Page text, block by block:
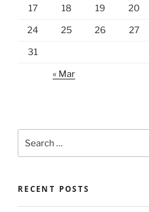
17 18 19 20
24 25 26 27
31
« Mar
for:
RECENT POSTS